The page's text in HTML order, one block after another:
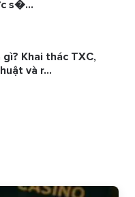
s�...
gì? Khai thác TXC,
và r...